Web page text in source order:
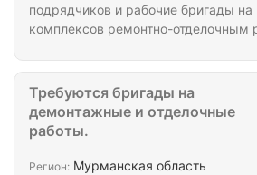
подрядчиков и рабочие бригады
комплексов ремонтно-отделочным
федеральными сетями "Магнит"
"Лента" и др. Всех
звонить по номеру - Морозов Николай Так-же
можете писать WhatsApp или
@moorozov
Требуются бригады на
демонтажные и отделочные
работы.
Регион: Мурманская область